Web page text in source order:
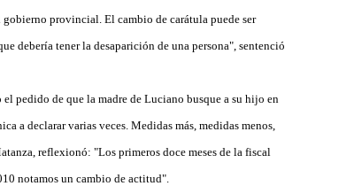
provincial. El cambio de carátula puede ser
debería tener la desaparición de una persona", sentenció
pedido de que la madre de Luciano busque a su hijo en
a declarar varias veces. Medidas más, medidas menos,
reflexionó: "Los primeros doce meses de la fiscal
notamos un cambio de actitud".